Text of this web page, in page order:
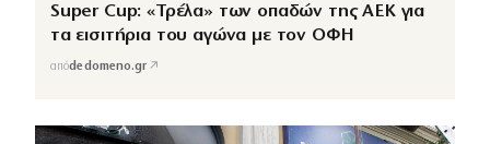
Super Cup: «Τρέλα» των οπαδών της ΑΕΚ για
τα εισιτήρια του αγώνα με τον ΟΦΗ
απόdedomeno.gr ↗